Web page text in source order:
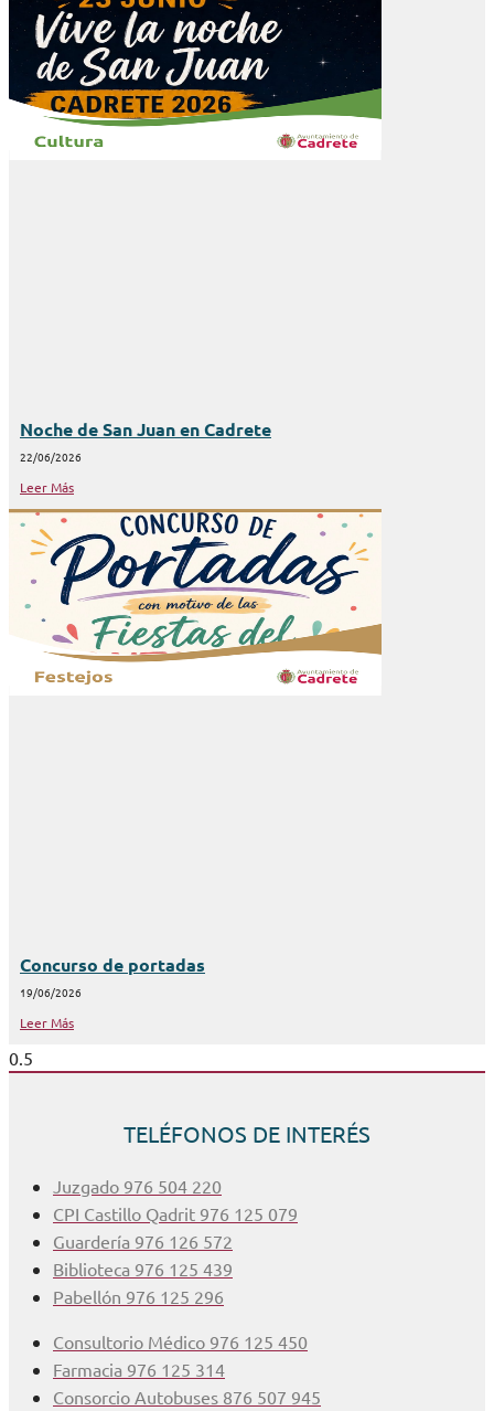
Noche de San Juan en Cadrete
22/06/2026
Leer Más
Concurso de portadas
19/06/2026
Leer Más
TELÉFONOS DE INTERÉS
Juzgado 976 504 220
CPI Castillo Qadrit 976 125 079
Guardería 976 126 572
Biblioteca 976 125 439
Pabellón 976 125 296
Consultorio Médico 976 125 450
Farmacia 976 125 314
Consorcio Autobuses 876 507 945